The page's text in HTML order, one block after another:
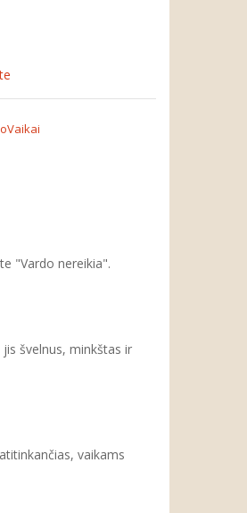
"Vardo nereikia".
švelnus, minkštas ir
vaikams